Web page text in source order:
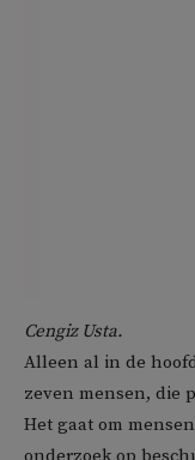
Cengiz Usta.
Alleen al in de
zeven mensen, die
Het gaat om